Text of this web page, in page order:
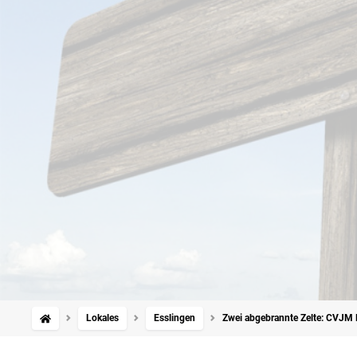
Lokales Esslingen Zwei abgebrannte Zelte: